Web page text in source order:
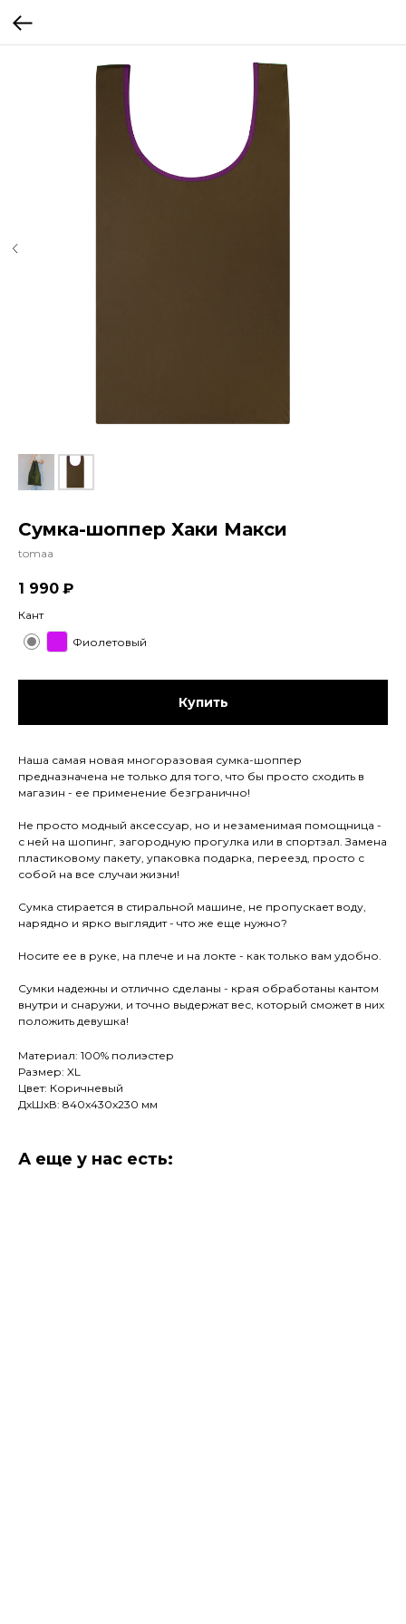
Сумка-шоппер Хаки Макси
tomaa
1 990 ₽
Кант
Фиолетовый
Купить
Наша самая новая многоразовая сумка-шоппер
предназначена не только для того, что бы просто сходить в
магазин - ее применение безгранично!
Не просто модный аксессуар, но и незаменимая помощница -
с ней на шопинг, загородную прогулка или в спортзал. Замена
пластиковому пакету, упаковка подарка, переезд, просто с
собой на все случаи жизни!
Сумка стирается в стиральной машине, не пропускает воду,
нарядно и ярко выглядит - что же еще нужно?
Носите ее в руке, на плече и на локте - как только вам удобно.
Сумки надежны и отлично сделаны - края обработаны кантом
внутри и снаружи, и точно выдержат вес, который сможет в них
положить девушка!
Материал: 100% полиэстер
Размер: XL
Цвет: Коричневый
ДxШxВ: 840x430x230 мм
А еще у нас есть: